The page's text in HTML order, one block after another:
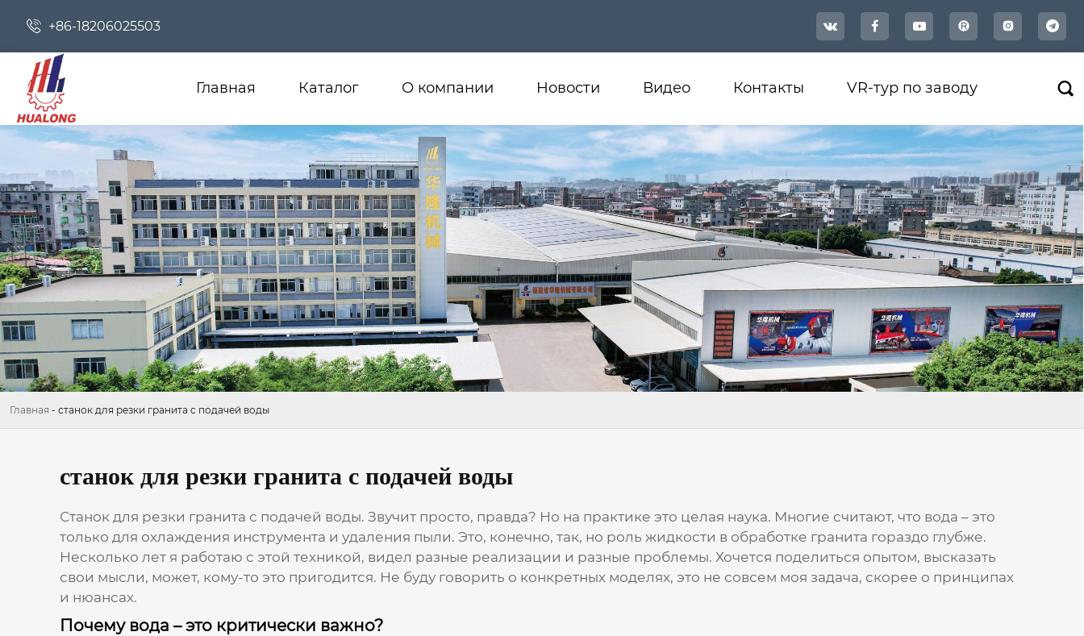
 +86-18206025503    
Главная Каталог О компании Новости Видео Контакты VR-тур по заводу 
Главная - станок для резки гранита с подачей воды
станок для резки гранита с подачей воды
Станок для резки гранита с подачей воды. Звучит просто, правда? Но на практике это целая наука. Многие считают, что вода – это
только для охлаждения инструмента и удаления пыли. Это, конечно, так, но роль жидкости в обработке гранита гораздо глубже.
Несколько лет я работаю с этой техникой, видел разные реализации и разные проблемы. Хочется поделиться опытом, высказать
свои мысли, может, кому-то это пригодится. Не буду говорить о конкретных моделях, это не совсем моя задача, скорее о принципах
и нюансах.
Почему вода – это критически важно?